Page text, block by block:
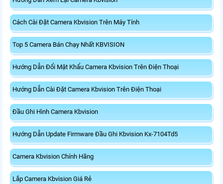
Cách Cài Đặt Camera Kbvision Trên Máy Tính
Top 5 Camera Bán Chạy Nhất KBVISION
Hướng Dẫn Đổi Mật Khẩu Camera Kbvision Trên Điện Thoại
Hướng Dẫn Cài Đặt Camera Kbvision Trên Điện Thoại
Đầu Ghi Hình Camera Kbvision
Hướng Dẫn Update Firmware Đầu Ghi Kbvision Kx-7104Td5
Camera Kbvision Chính Hãng
Lắp Camera Kbvision Giá Rẻ